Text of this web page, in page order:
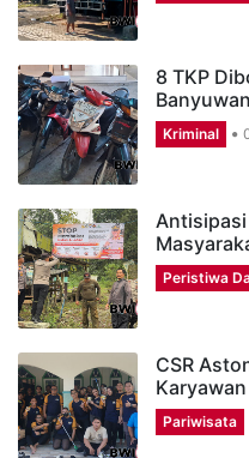
8 TKP
Kriminal
Peristiwa
CSR
Pariwisata